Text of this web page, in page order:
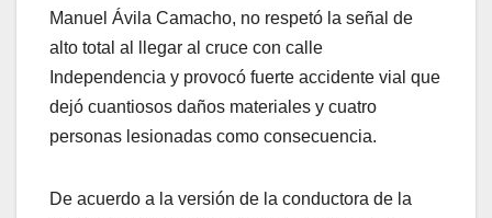
Manuel Ávila Camacho, no respetó la señal de
alto total al llegar al cruce con calle
Independencia y provocó fuerte accidente vial que
dejó cuantiosos daños materiales y cuatro
personas lesionadas como consecuencia.
De acuerdo a la versión de la conductora de la